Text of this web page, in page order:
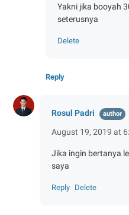
Yakni jika booyah
seterusnya
Delete
Reply
Rosul Padri
August 19, 2019 at
Jika ingin bertanya
saya
Reply Delete